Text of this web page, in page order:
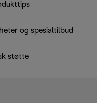
og spesialtilbud
støtte